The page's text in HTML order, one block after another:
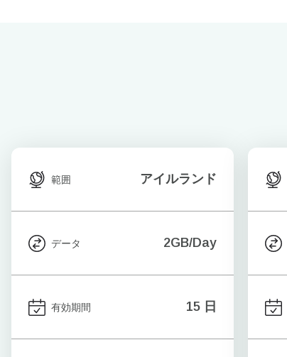
範囲 アイルランド
データ 2GB/Day
有効期間 15 日